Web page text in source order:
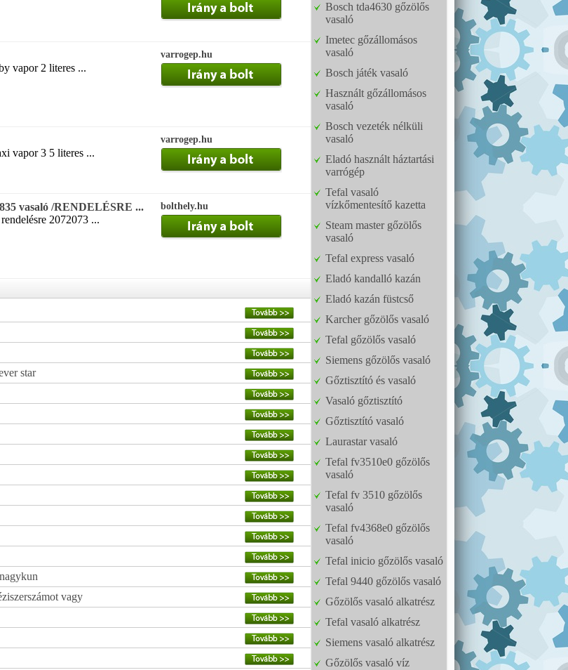
vapor 2 literes ...
varrogep.hu
vapor 3 5 literes ...
varrogep.hu
vasaló /RENDELÉSRE ...
2072073 ...
bolthely.hu
star
vagy
Bosch tda4630 gőzölős
vasaló
Imetec gőzállomásos
vasaló
Bosch játék vasaló
Használt gőzállomásos
vasaló
Bosch vezeték nélküli
vasaló
Eladó használt háztartási
varrógép
Tefal vasaló
vízkőmentesítő kazetta
Steam master gőzölős
vasaló
Tefal express vasaló
Eladó kandalló kazán
Eladó kazán füstcső
Karcher gőzölős vasaló
Tefal gőzölős vasaló
Siemens gőzölős vasaló
Gőztisztító és vasaló
Vasaló gőztisztító
Gőztisztító vasaló
Laurastar vasaló
Tefal fv3510e0 gőzölős
vasaló
Tefal fv 3510 gőzölős
vasaló
Tefal fv4368e0 gőzölős
vasaló
Tefal inicio gőzölős vasaló
Tefal 9440 gőzölős vasaló
Gőzölős vasaló alkatrész
Tefal vasaló alkatrész
Siemens vasaló alkatrész
Gőzölős vasaló víz